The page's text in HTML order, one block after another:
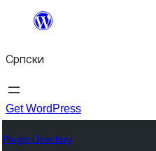
Скочи
садржај
Српски
Get WordPress
Plugin Directory